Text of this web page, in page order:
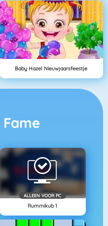
Baby Hazel Nieuwjaarsfeestje
Fame
ALLEEN VOOR PC
Rummikub 1